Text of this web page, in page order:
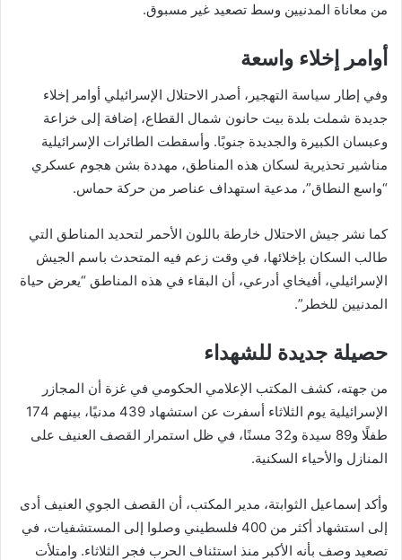
من معاناة المدنيين وسط تصعيد غير مسبوق.
أوامر إخلاء واسعة
وفي إطار سياسة التهجير، أصدر الاحتلال الإسرائيلي أوامر إخلاء
جديدة شملت بلدة بيت حانون شمال القطاع، إضافة إلى خزاعة
وعبسان الكبيرة والجديدة جنوبًا. وأسقطت الطائرات الإسرائيلية
مناشير تحذيرية لسكان هذه المناطق، مهددة بشن هجوم عسكري
“واسع النطاق”، مدعية استهداف عناصر من حركة حماس.
كما نشر جيش الاحتلال خارطة باللون الأحمر لتحديد المناطق التي
طالب السكان بإخلائها، في وقت زعم فيه المتحدث باسم الجيش
الإسرائيلي، أفيخاي أدرعي، أن البقاء في هذه المناطق “يعرض حياة
المدنيين للخطر”.
حصيلة جديدة للشهداء
من جهته، كشف المكتب الإعلامي الحكومي في غزة أن المجازر
الإسرائيلية يوم الثلاثاء أسفرت عن استشهاد 439 مدنيًا، بينهم 174
طفلًا و89 سيدة و32 مسنًا، في ظل استمرار القصف العنيف على
المنازل والأحياء السكنية.
وأكد إسماعيل الثوابتة، مدير المكتب، أن القصف الجوي العنيف أدى
إلى استشهاد أكثر من 400 فلسطيني وصلوا إلى المستشفيات، في
تصعيد وصف بأنه الأكبر منذ استئناف الحرب فجر الثلاثاء. وامتلأت